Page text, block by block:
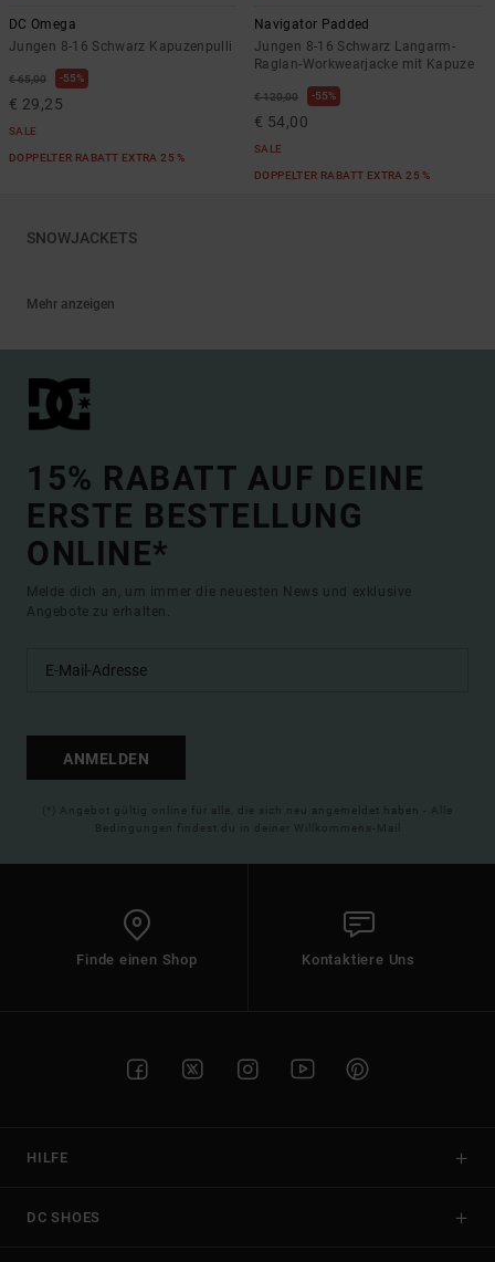
DC Omega
Jungen 8-16 Schwarz Kapuzenpulli
€ 65,00 55%
€ 29,25
SALE
DOPPELTER RABATT EXTRA 25 %
Navigator Padded
Jungen 8-16 Schwarz Langarm-
Raglan-Workwearjacke mit Kapuze
€ 120,00 55%
€ 54,00
SALE
DOPPELTER RABATT EXTRA 25 %
SNOWJACKETS
Mehr anzeigen
15% RABATT AUF DEINE
ERSTE BESTELLUNG
ONLINE*
Melde dich an, um immer die neuesten News und exklusive
Angebote zu erhalten.
ANMELDEN
(*) Angebot gültig online für alle, die sich neu angemeldet haben - Alle
Bedingungen findest du in deiner Willkommens-Mail
Finde einen Shop Kontaktiere Uns
HILFE
DC SHOES